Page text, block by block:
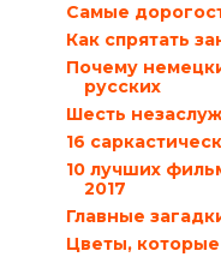
Самые
Как спрятать
Почему
русских
Шесть
16
10 лучших
2017
Главные
Цветы,